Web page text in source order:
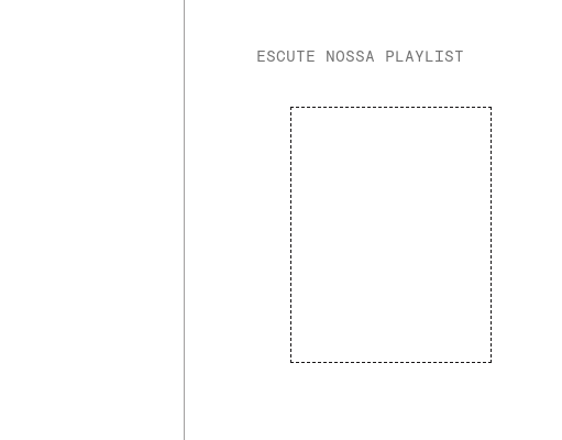
ESCUTE NOSSA PLAYLIST